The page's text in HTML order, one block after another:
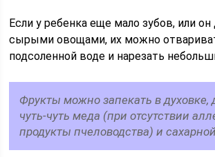
Если у ребенка еще мало зубов, или он
сырыми овощами, их можно
подсоленной воде и нарезать
Фрукты можно запекать в духовке,
чуть-чуть меда (при отсутствии
продукты пчеловодства) и